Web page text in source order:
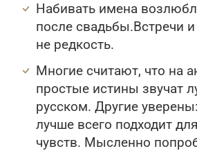
Набивать имена
после свадьбы.Встречи
не редкость.
Многие считают, что на
простые истины звучат
русском. Другие
лучше всего подходит
чувств. Мысленно